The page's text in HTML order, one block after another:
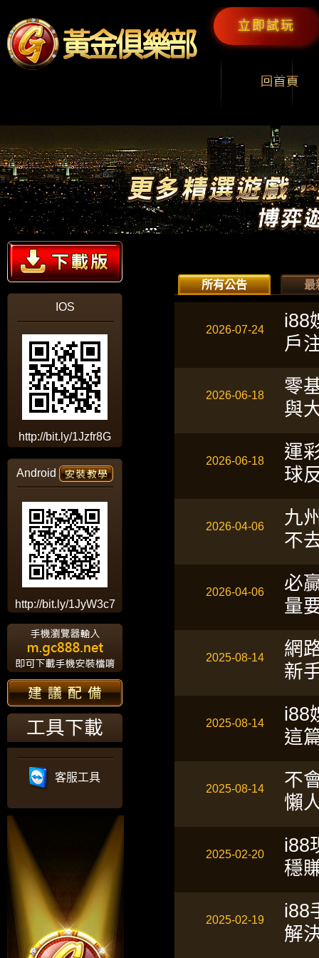
立即試玩
IOS
http://bit.ly/1Jzfr8G
Android
http://bit.ly/1JyW3c7
工具下載
客服工具
所有公告 最
2026-07-24
i88
戶
2026-06-18
零
與
2026-06-18
運
球
2026-04-06
九
不
2026-04-06
必
量
2025-08-14
網
新
2025-08-14
i88
這
2025-08-14
不
懶
2025-02-20
i88
穩
2025-02-19
i88
解